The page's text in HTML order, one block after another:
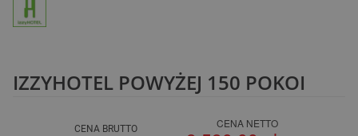
IZZYHOTEL POWYŻEJ 150 POKOI
CENA BRUTTO CENA NETTO